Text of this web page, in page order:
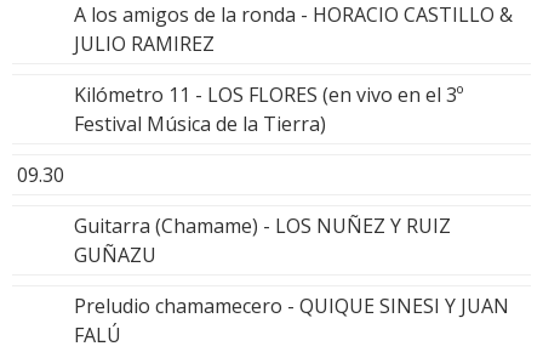
A los amigos de la ronda - HORACIO CASTILLO &
JULIO RAMIREZ
Kilómetro 11 - LOS FLORES (en vivo en el 3º
Festival Música de la Tierra)
09.30
Guitarra (Chamame) - LOS NUÑEZ Y RUIZ
GUÑAZU
Preludio chamamecero - QUIQUE SINESI Y JUAN
FALÚ